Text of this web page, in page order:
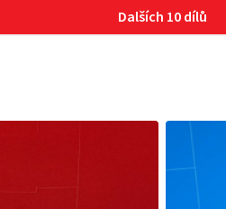
Dalších 10 dílů